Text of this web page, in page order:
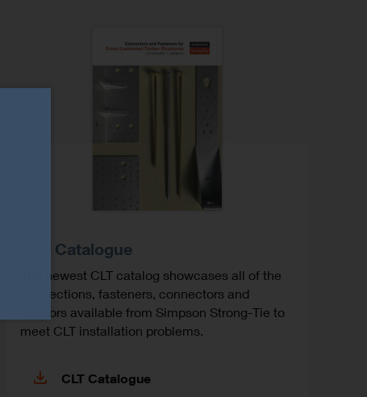
CLT Catalogue
The newest CLT catalog showcases all of the
connections, fasteners, connectors and
anchors available from Simpson Strong-Tie to
meet CLT installation problems.
CLT Catalogue